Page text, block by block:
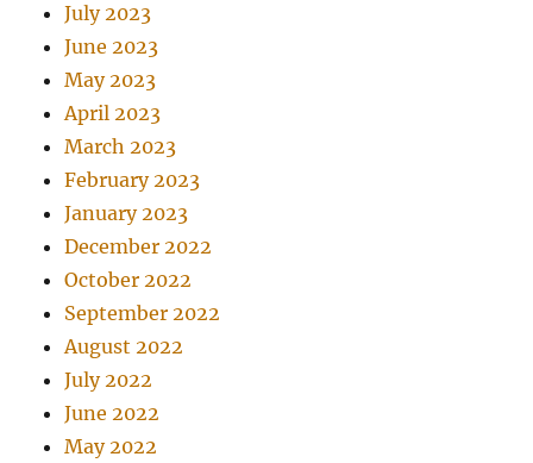
July 2023
June 2023
May 2023
April 2023
March 2023
February 2023
January 2023
December 2022
October 2022
September 2022
August 2022
July 2022
June 2022
May 2022